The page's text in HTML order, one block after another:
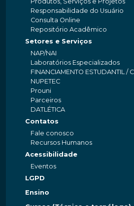
Responsabilidade do Usuário
Consulta Online
Repositório Acadêmico
Setores e Serviços
NAP/NAI
Laboratórios Especializados
FINANCIAMENTO ESTUDANTIL /
NUPETEC
Prouni
Parceiros
DATLÉTICA
Contatos
Fale conosco
Recursos Humanos
Acessibilidade
Eventos
LGPD
Ensino